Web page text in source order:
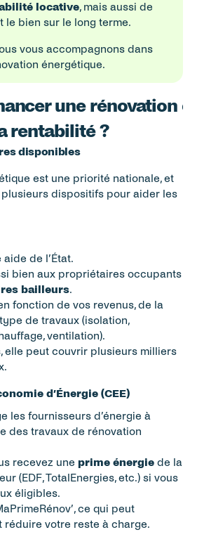
locative, mais aussi de
le bien sur le long terme.
vous accompagnons dans
énergétique.
une rénovation
rentabilité ?
disponibles
est une priorité nationale, et
plusieurs dispositifs pour aider les
de l’État.
bien aux propriétaires occupants
bailleurs.
fonction de vos revenus, de la
de travaux (isolation,
ventilation).
elle peut couvrir plusieurs milliers
d’Énergie (CEE)
les fournisseurs d’énergie à
des travaux de rénovation
recevez une prime énergie de la
(EDF, TotalEnergies, etc.) si vous
éligibles.
ce qui peut
réduire votre reste à charge.